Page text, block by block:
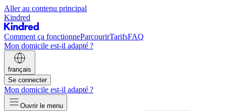
Aller au contenu principal
Kindred
Comment ça fonctionneParcourirTarifsFAQ
Mon domicile est-il adapté ?
français
Se connecter
Mon domicile est-il adapté ?
Ouvrir le menu